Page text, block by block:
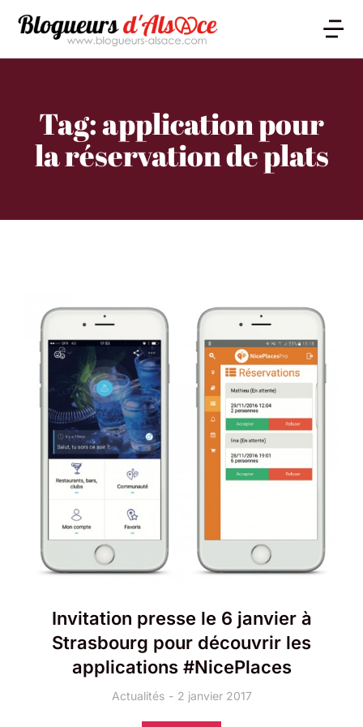
Tag: application pour
la réservation de plats
Invitation presse le 6 janvier à
Strasbourg pour découvrir les
applications #NicePlaces
Actualités 2 janvier 2017